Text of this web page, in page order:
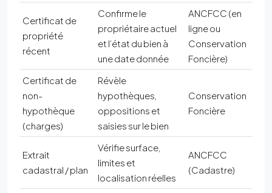
Certificat de
propriété
récent
Confirme le
propriétaire actuel
et l’état du bien à
une date donnée
ANCFCC (en
ligne ou
Conservation
Foncière)
Certificat de
non-
hypothèque
(charges)
Révèle
hypothèques,
oppositions et
saisies sur le bien
Conservation
Foncière
Extrait
cadastral / plan
Vérifie surface,
limites et
localisation réelles
ANCFCC
(Cadastre)